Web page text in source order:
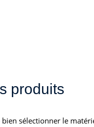
produits
sélectionner le